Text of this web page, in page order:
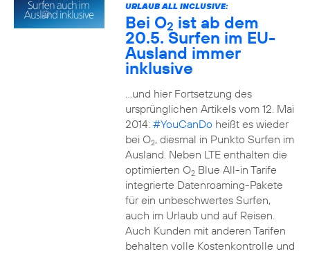
URLAUB ALL INCLUSIVE:
Bei O2 ist ab dem
20.5. Surfen im EU-
Ausland immer
inklusive
…und hier Fortsetzung des
ursprünglichen Artikels vom 12. Mai
2014: #YouCanDoheißt es wieder
bei O2, diesmal in Punkto Surfen im
Ausland. Neben LTE enthalten die
optimierten O2Blue All-in Tarife
integrierte Datenroaming-Pakete
für ein unbeschwertes Surfen,
auch im Urlaub und auf Reisen.
Auch Kunden mit anderen Tarifen
behalten volle Kostenkontrolle und